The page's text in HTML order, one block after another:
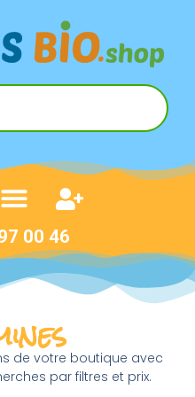
00 46
de votre boutique avec
par filtres et prix.